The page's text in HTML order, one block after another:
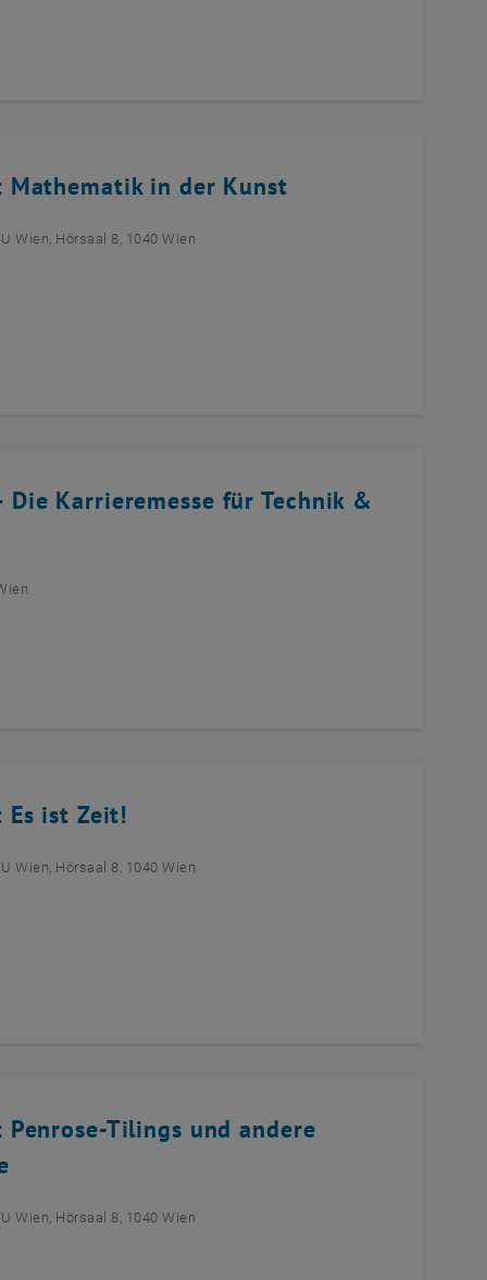
Mathematik in der Kunst
Wien, Hörsaal 8, 1040 Wien
Die Karrieremesse für Technik &
Es ist Zeit!
Wien, Hörsaal 8, 1040 Wien
Tilings und andere
Wien, Hörsaal 8, 1040 Wien